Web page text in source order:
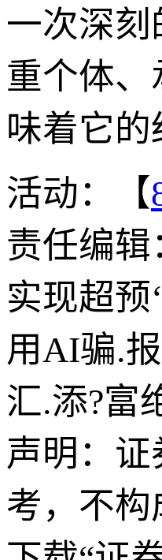
一次深
重个体
味着它
活动：【
责任编辑
实现超预
用AI骗.
汇.添?富
声明：
考，不